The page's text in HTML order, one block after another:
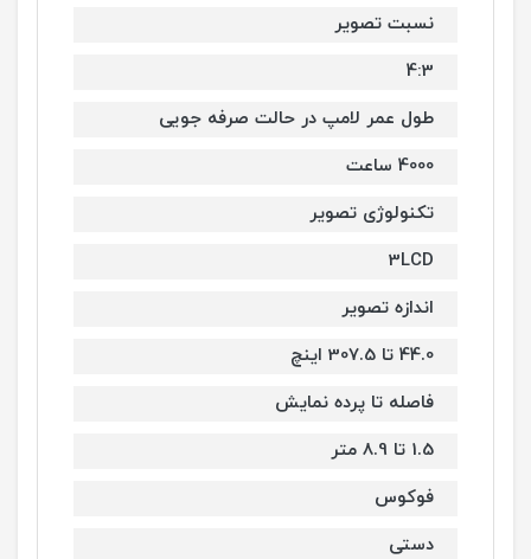
نسبت تصویر
4:3
طول عمر لامپ در حالت صرفه جویی
4000 ساعت
تکنولوژی تصویر
3LCD
اندازه تصویر
44.0 تا 307.5 اینچ
فاصله تا پرده نمایش
1.5 تا 8.9 متر
فوکوس
دستی